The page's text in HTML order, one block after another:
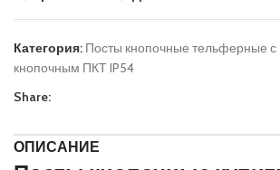
Категория: Посты кнопочные тельферные
кнопочным ПКТ IP54
Share:
ОПИСАНИЕ